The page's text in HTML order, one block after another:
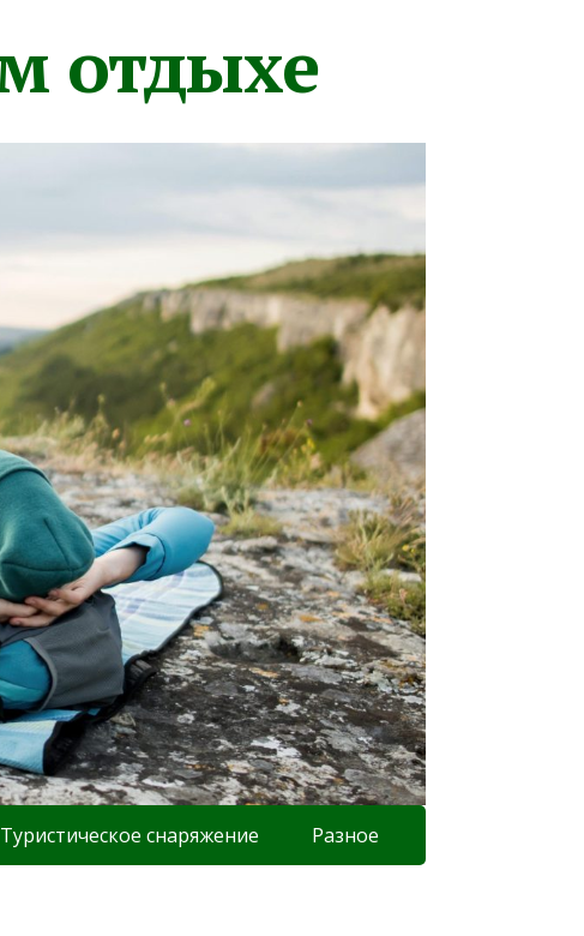
отдыхе
Туристическое снаряжение Разное